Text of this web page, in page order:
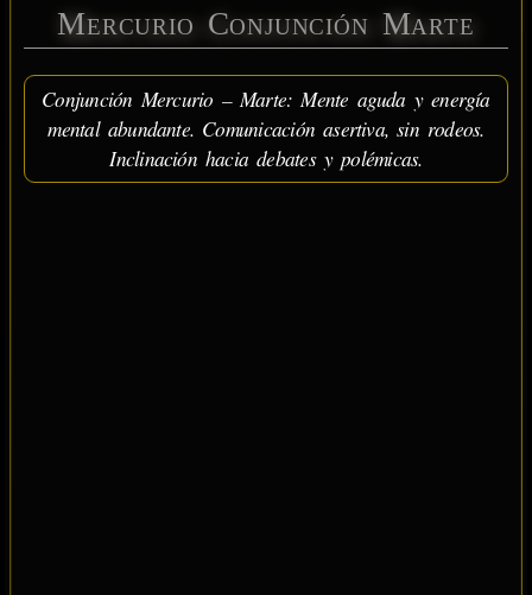
Mercurio Conjunción Marte
Conjunción Mercurio – Marte: Mente aguda y energía
mental abundante. Comunicación asertiva, sin rodeos.
Inclinación hacia debates y polémicas.